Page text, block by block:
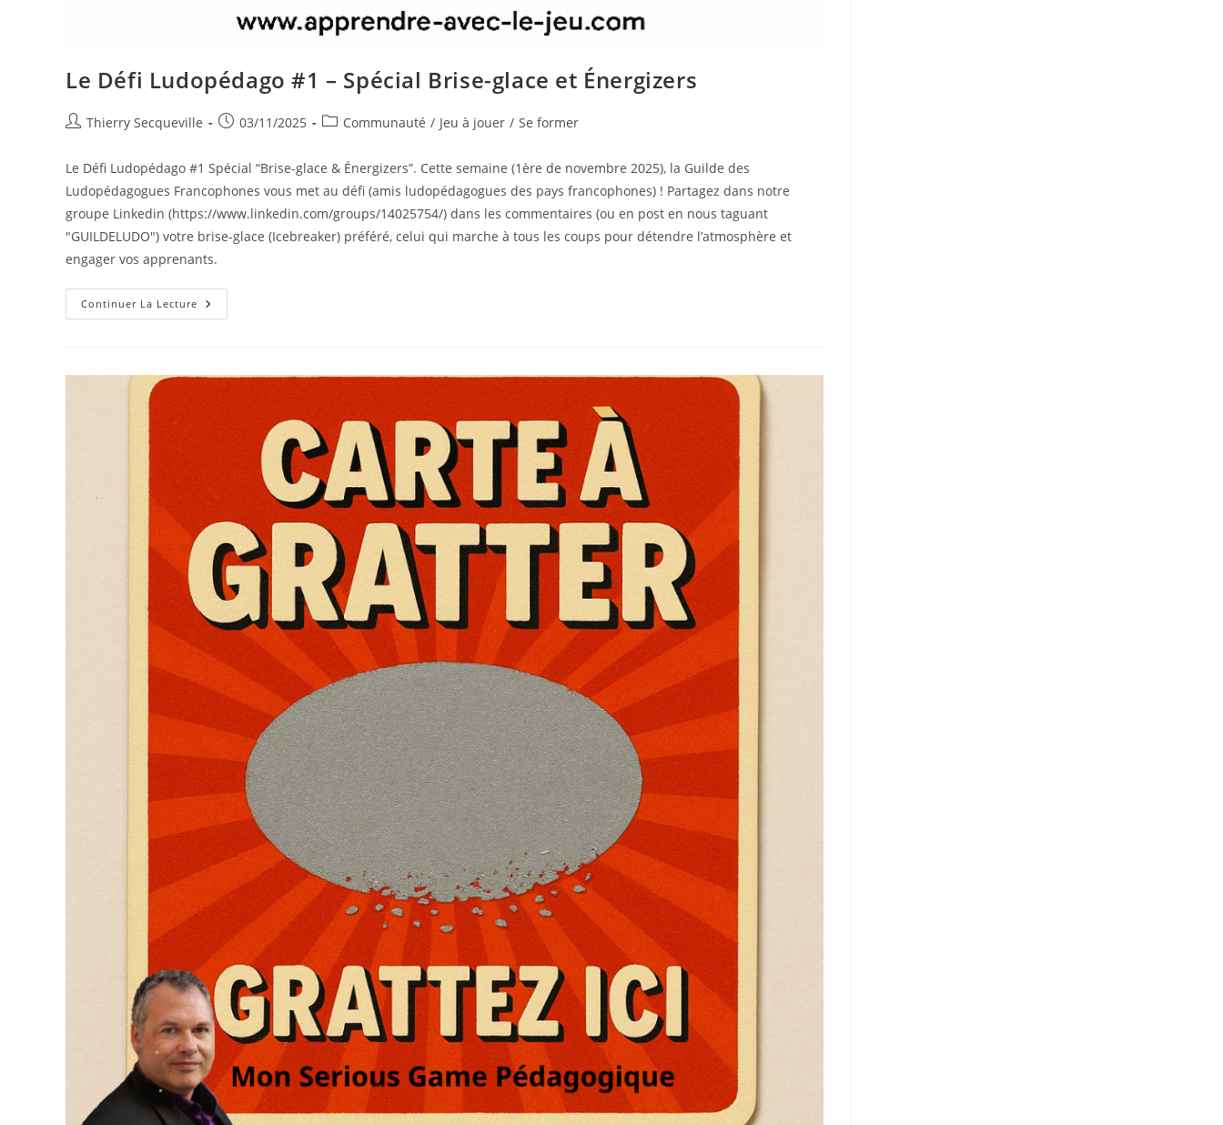
Le Défi Ludopédago #1 – Spécial Brise-glace et Énergizers
Auteur/autrice
la
Thierry Secqueville
Publication
03/11/2025
PostCommunauté / Jeu à jouer / Se former
Le Défi Ludopédago #1 Spécial “Brise-glace & Énergizers”. Cette semaine (1ère de novembre 2025), la Guilde des
Ludopédagogues Francophones vous met au défi (amis ludopédagogues des pays francophones) ! Partagez dans notre
groupe Linkedin (https://www.linkedin.com/groups/14025754/) dans les commentaires (ou en post en nous taguant
"GUILDELUDO") votre brise-glace (Icebreaker) préféré, celui qui marche à tous les coups pour détendre l’atmosphère et
engager vos apprenants.
Continuer La Lecture Le
Défi
Brise-
Glace